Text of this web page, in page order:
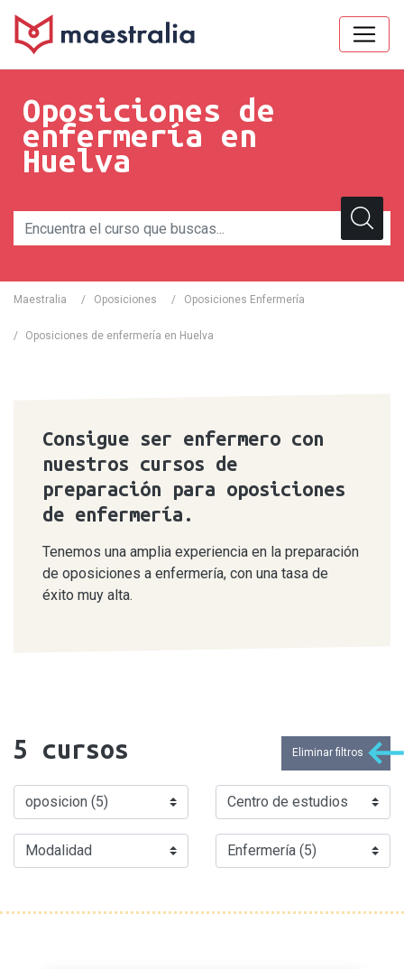
Oposiciones de
enfermería en
Huelva
Maestralia / Oposiciones / Oposiciones Enfermería
/ Oposiciones de enfermería en Huelva
Consigue ser enfermero con
nuestros cursos de
preparación para oposiciones
de enfermería.
Tenemos una amplia experiencia en la preparación
de oposiciones a enfermería, con una tasa de
éxito muy alta.
5 cursos Eliminar filtros